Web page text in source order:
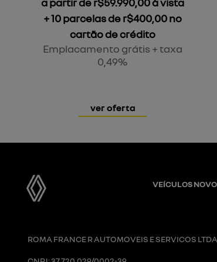
a partir de r$59.990,00 à vista
+ 10 parcelas de r$400,00 no
cartão de crédito
Emplacamento grátis + taxa
0,49%
ver oferta
VEÍCULOS
ROMA FRANCE R AUTOMOVEIS E SERVICOS LTDA